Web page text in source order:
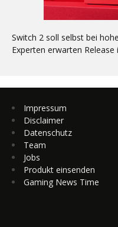
Switch 2 soll selbst bei
Experten erwarten Release
Impressum
Disclaimer
Datenschutz
Team
Jobs
Produkt einsenden
Gaming News Time